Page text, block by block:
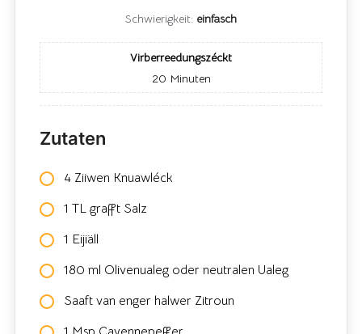
Schwierigkeit: einfasch
Virberreedungszéckt
20 Minuten
Zutaten
4 Ziiwen Knuawléck
1 TL grafft Salz
1 Eijiäll
180 ml Olivenualeg oder neutralen Ualeg
Saaft van enger halwer Zitroun